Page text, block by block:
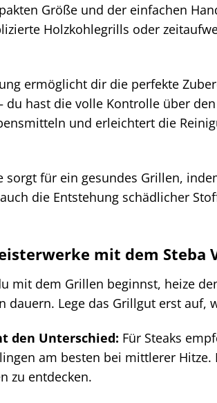
Größe und der einfachen
Holzkohlegrills oder
ermöglicht dir die perfekte
du hast die volle Kontrolle über
und erleichtert die
sorgt für ein gesundes Grillen,
die Entstehung schädlicher
mit dem Steba
mit dem Grillen beginnst, heize
dauern. Lege das Grillgut erst
den Unterschied: Für Steaks
am besten bei mittlerer
zu entdecken.